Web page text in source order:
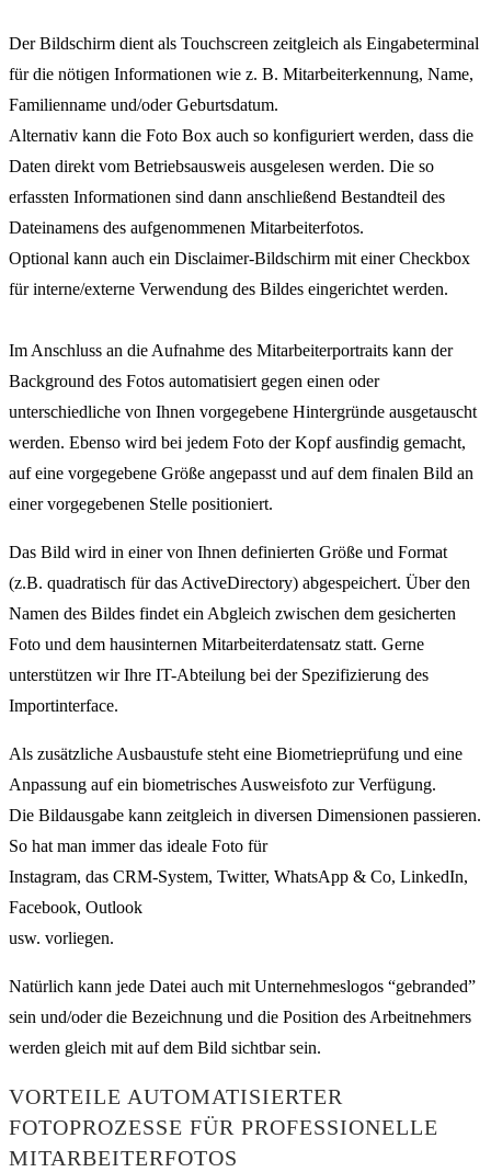
Der Bildschirm dient als Touchscreen zeitgleich als Eingabeterminal
für die nötigen Informationen wie z. B. Mitarbeiterkennung, Name,
Familienname und/oder Geburtsdatum.
Alternativ kann die Foto Box auch so konfiguriert werden, dass die
Daten direkt vom Betriebsausweis ausgelesen werden. Die so
erfassten Informationen sind dann anschließend Bestandteil des
Dateinamens des aufgenommenen Mitarbeiterfotos.
Optional kann auch ein Disclaimer-Bildschirm mit einer Checkbox
für interne/externe Verwendung des Bildes eingerichtet werden.
Im Anschluss an die Aufnahme des Mitarbeiterportraits kann der
Background des Fotos automatisiert gegen einen oder
unterschiedliche von Ihnen vorgegebene Hintergründe ausgetauscht
werden. Ebenso wird bei jedem Foto der Kopf ausfindig gemacht,
auf eine vorgegebene Größe angepasst und auf dem finalen Bild an
einer vorgegebenen Stelle positioniert.
Das Bild wird in einer von Ihnen definierten Größe und Format
(z.B. quadratisch für das ActiveDirectory) abgespeichert. Über den
Namen des Bildes findet ein Abgleich zwischen dem gesicherten
Foto und dem hausinternen Mitarbeiterdatensatz statt. Gerne
unterstützen wir Ihre IT-Abteilung bei der Spezifizierung des
Importinterface.
Als zusätzliche Ausbaustufe steht eine Biometrieprüfung und eine
Anpassung auf ein biometrisches Ausweisfoto zur Verfügung.
Die Bildausgabe kann zeitgleich in diversen Dimensionen passieren.
So hat man immer das ideale Foto für
Instagram, das CRM-System, Twitter, WhatsApp & Co, LinkedIn,
Facebook, Outlook
usw. vorliegen.
Natürlich kann jede Datei auch mit Unternehmeslogos “gebranded”
sein und/oder die Bezeichnung und die Position des Arbeitnehmers
werden gleich mit auf dem Bild sichtbar sein.
VORTEILE AUTOMATISIERTER
FOTOPROZESSE FÜR PROFESSIONELLE
MITARBEITERFOTOS